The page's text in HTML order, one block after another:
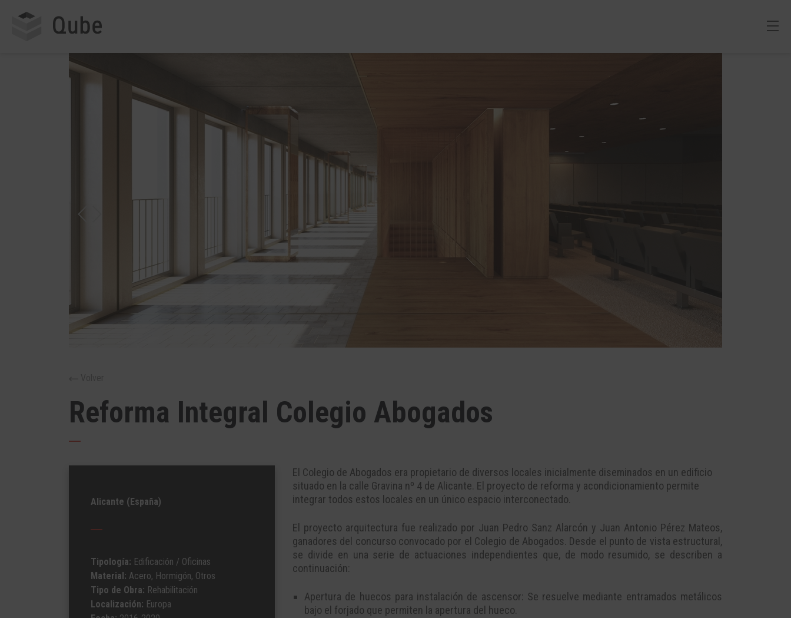
Reforma Integral Colegio Abogados
Alicante (España)
Tipología: Edificación / Oficinas
Material: Acero, Hormigón, Otros
Tipo de Obra: Rehabilitación
Localización: Europa
El Colegio de Abogados era propietario de diversos locales inicialmente diseminados en un edificio
situado en la calle Gravina nº 4 de Alicante. El proyecto de reforma y acondicionamiento permite
integrar todos estos locales en un único espacio interconectado.
El proyecto arquitectura fue realizado por Juan Pedro Sanz Alarcón y Juan Antonio Pérez Mateos,
ganadores del concurso convocado por el Colegio de Abogados. Desde el punto de vista estructural,
se divide en una serie de actuaciones independientes que, de modo resumido, se describen a
continuación:
Apertura de huecos para instalación de ascensor: Se resuelve mediante entramados metálicos
bajo el forjado que permiten la apertura del hueco.